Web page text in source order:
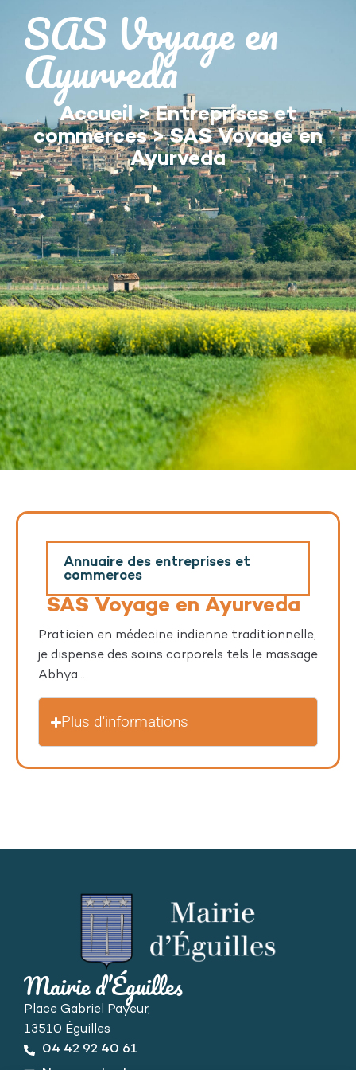
principalSAS Voyage en
Ayurveda
Accueil>Entreprises et
commerces>SAS Voyage en
Ayurveda
SAS Voyage en Ayurveda
Annuaire des entreprises et
commerces
Praticien en médecine indienne traditionnelle,
je dispense des soins corporels tels le massage
Abhya...
Plus d'informations
Mairie d’Éguilles
Place Gabriel Payeur,
13510 Éguilles
04 42 92 40 61